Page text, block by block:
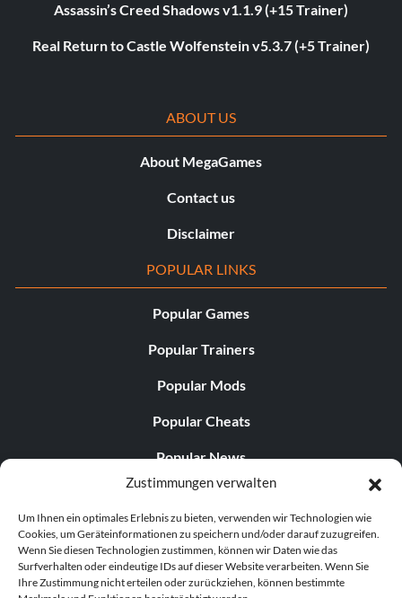
Zustimmungen verwalten
Um Ihnen ein optimales Erlebnis zu bieten, verwenden wir Technologien wie
Cookies, um Geräteinformationen zu speichern und/oder darauf zuzugreifen.
Wenn Sie diesen Technologien zustimmen, können wir Daten wie das
Surfverhalten oder eindeutige IDs auf dieser Website verarbeiten. Wenn Sie
Ihre Zustimmung nicht erteilen oder zurückziehen, können bestimmte
Assassin’s Creed Shadows v1.1.9 (+15 Trainer)
Real Return to Castle Wolfenstein v5.3.7 (+5 Trainer)
ABOUT US
About MegaGames
Contact us
Disclaimer
POPULAR LINKS
Popular Games
Popular Trainers
Popular Mods
Popular Cheats
Popular News
Popular Editorials
Popular Free Games
LATEST UPDATES